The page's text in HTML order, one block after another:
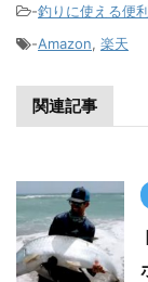
-釣りに使える便
-Amazon, 楽天
関連記事